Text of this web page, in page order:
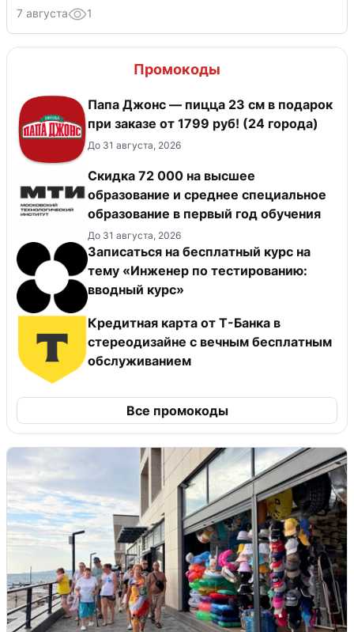
7 августа 1
Промокоды
Папа Джонс — пицца 23 см в подарок
при заказе от 1799 руб! (24 города)
До 31 августа, 2026
Скидка 72 000 на высшее
образование и среднее специальное
образование в первый год обучения
До 31 августа, 2026
Записаться на бесплатный курс на
тему «Инженер по тестированию:
вводный курс»
Кредитная карта от Т-Банка в
стереодизайне с вечным бесплатным
обслуживанием
Все промокоды